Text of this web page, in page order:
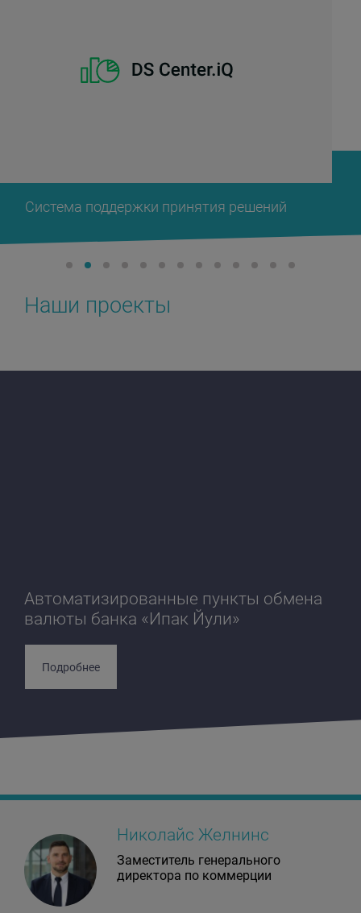
позволяет предоставлять нашим клиентам
первоклассные продукты и услуги в
установленные сроки. Мы подписываем
неразглашении, мы придерживаемся
стран ЕС (так как являемся организацией,
используем организационные и технические
наших пользователей в соответствии с
Система поддержки принятия решений
Наши проекты
Автоматизированные пункты обмена
валюты банка «Ипак Йули»
Подробнее
Николайс Желнинс
Заместитель генерального
директора по коммерции